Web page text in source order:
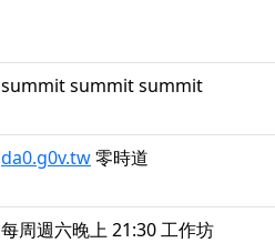
summit summit summit
da0.g0v.tw零時道
每周週六晚上 21:30 工作坊